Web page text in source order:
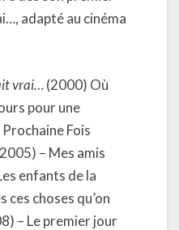
adapté au cinéma
vrai… (2000) Où
pour une
Fois
– Mes amis
enfants de la
choses qu’on
– Le premier jour